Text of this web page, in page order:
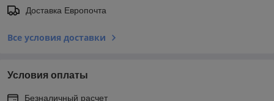
Доставка Европочта
Все условия доставки
Условия оплаты
Безналичный расчет